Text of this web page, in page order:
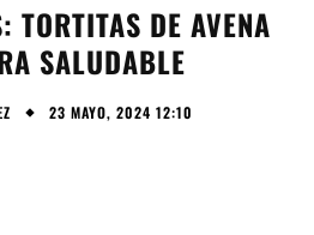
TORTITAS DE AVENA
SALUDABLE
23 MAYO, 2024 12:10